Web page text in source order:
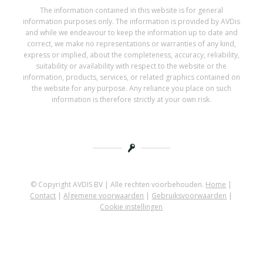
The information contained in this website is for general
information purposes only. The information is provided by AVDis
and while we endeavour to keep the information up to date and
correct, we make no representations or warranties of any kind,
express or implied, about the completeness, accuracy, reliability,
suitability or availability with respect to the website or the
information, products, services, or related graphics contained on
the website for any purpose. Any reliance you place on such
information is therefore strictly at your own risk.
© Copyright AVDIS BV | Alle rechten voorbehouden. Home |
Contact |Algemene voorwaarden | Gebruiksvoorwaarden |
Cookie instellingen